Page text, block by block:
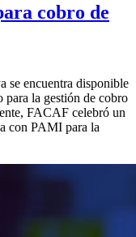
cobro de
se encuentra disponible
para la gestión de cobro
FACAF celebró un
con PAMI para la